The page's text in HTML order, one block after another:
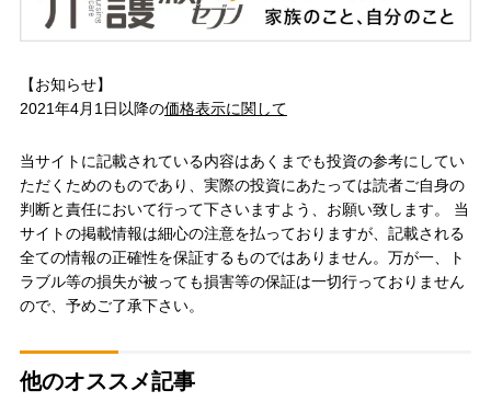
【お知らせ】
2021年4月1日以降の価格表示に関して
当サイトに記載されている内容はあくまでも投資の参考にしてい
ただくためのものであり、実際の投資にあたっては読者ご自身の
判断と責任において行って下さいますよう、お願い致します。 当
サイトの掲載情報は細心の注意を払っておりますが、記載される
全ての情報の正確性を保証するものではありません。万が一、ト
ラブル等の損失が被っても損害等の保証は一切行っておりません
ので、予めご了承下さい。
他のオススメ記事